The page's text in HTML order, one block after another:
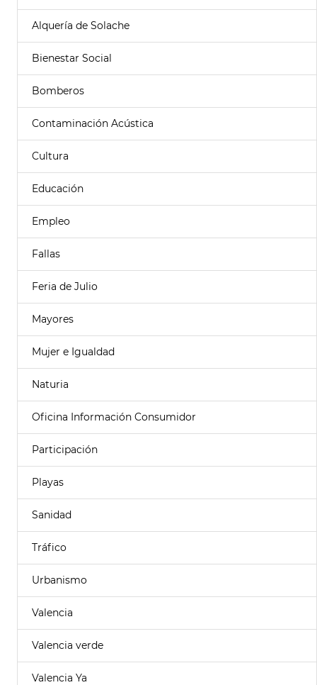
Alquería de Solache
Bienestar Social
Bomberos
Contaminación Acústica
Cultura
Educación
Empleo
Fallas
Feria de Julio
Mayores
Mujer e Igualdad
Naturia
Oficina Información Consumidor
Participación
Playas
Sanidad
Tráfico
Urbanismo
Valencia
Valencia verde
Valencia Ya